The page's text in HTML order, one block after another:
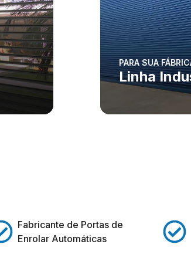
PARA SUA
Linha
Fabricante de Portas de
Enrolar Automáticas